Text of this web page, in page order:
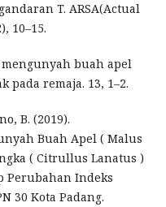
T. ARSA(Actual
10–15.
mengunyah buah apel
remaja. 13, 1–2.
B. (2019).
Buah Apel ( Malus
( Citrullus Lanatus )
Perubahan Indeks
30 Kota Padang.